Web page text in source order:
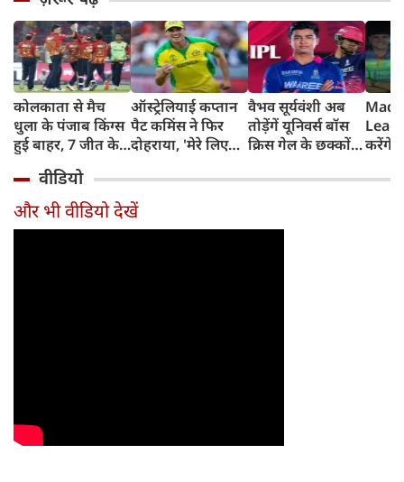
कोलकाता से मैच
धुला के पंजाब किंग्स
हुई बाहर, 7 जीत के
ऑस्ट्रेलियाई कप्तान
पैट कमिंस ने फिर
दोहराया, 'मेरे लिए
वैभव सूर्यवंशी अब
तोड़ेंगें यूनिवर्स बॉस
क्रिस गेल के छक्कों
करेंगे
टीम में
वीडियो
और भी वीडियो देखें